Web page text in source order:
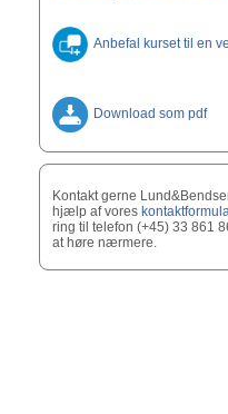
Anbefal kurset til en
Download som pdf
Kontakt gerne
hjælp af vores
ring til telefon (+45) 33 861
at høre nærmere.